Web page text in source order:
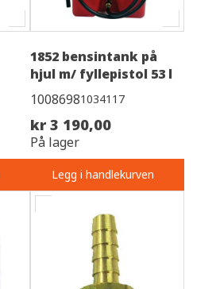
1852 bensintank på
hjul m/ fyllepistol 53 l
10086981034117
kr 3 190,00
På lager
Legg i handlekurven